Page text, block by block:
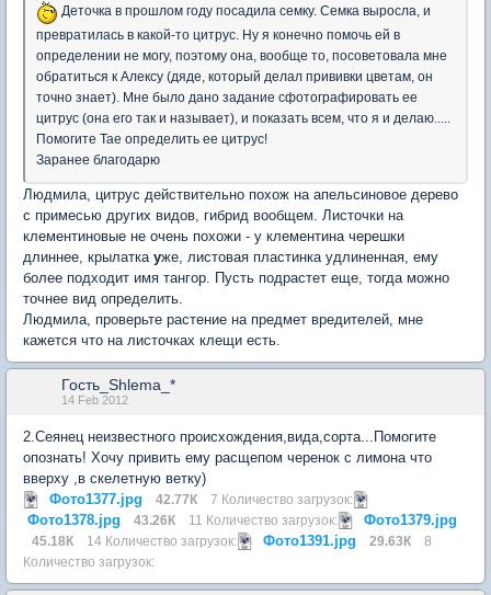
Деточка в прошлом году посадила семку. Семка выросла, и
превратилась в какой-то цитрус. Ну я конечно помочь ей в
определении не могу, поэтому она, вообще то, посоветовала мне
обратиться к Алексу (дяде, который делал прививки цветам, он
точно знает). Мне было дано задание сфотографировать ее
цитрус (она его так и называет), и показать всем, что я и делаю.....
Помогите Тае определить ее цитрус!
Заранее благодарю
Людмила, цитрус действительно похож на апельсиновое дерево
с примесью других видов, гибрид вообщем. Листочки на
клементиновые не очень похожи - у клементина черешки
длиннее, крылатка уже, листовая пластинка удлиненная, ему
более подходит имя тангор. Пусть подрастет еще, тогда можно
точнее вид определить.
Людмила, проверьте растение на предмет вредителей, мне
кажется что на листочках клещи есть.
Гость_Shlema_*
14 Feb 2012
2.Сеянец неизвестного происхождения,вида,сорта...Помогите
опознать! Хочу привить ему расщепом черенок с лимона что
вверху ,в скелетную ветку)
Фото1377.jpg
42.77К 7 Количество загрузок:
Фото1378.jpg 43.26К 11 Количество загрузок: Фото1379.jpg
45.18К 14 Количество загрузок: Фото1391.jpg 29.63К
8
Количество загрузок: